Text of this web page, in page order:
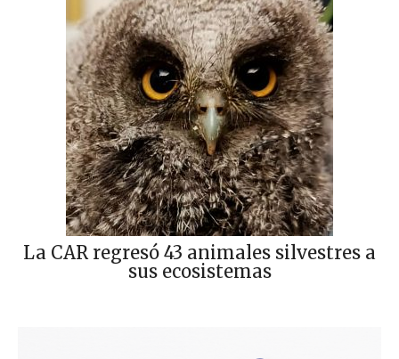
La CAR regresó 43 animales silvestres a
sus ecosistemas